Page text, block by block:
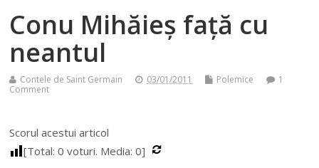
Conu Mihăieș față cu
neantul
Contele de Saint Germain 03/01/2011 Polemice
1
Comment
Scorul acestui articol
[Total:0 voturi. Media:0]